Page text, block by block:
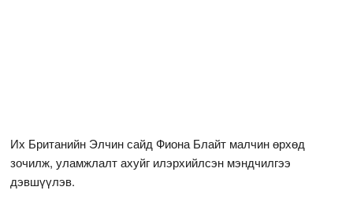
Их Британийн Элчин сайд Фиона Блайт малчин өрхөд
зочилж, уламжлалт ахуйг илэрхийлсэн мэндчилгээ
дэвшүүлэв.